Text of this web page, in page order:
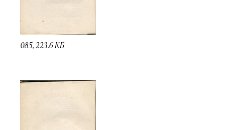
085, 223.6 КБ